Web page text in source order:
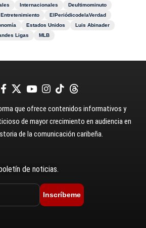
Internacionales
Deultimominuto
Entretenimiento
ElPeriódicodelaVerdad
Estados Unidos
Luis Abinader
Ligas MLB
que ofrece contenidos informativos y
de mayor crecimiento en audiencia en
de la comunicación caribeña.
de noticias.
Inscríbeme